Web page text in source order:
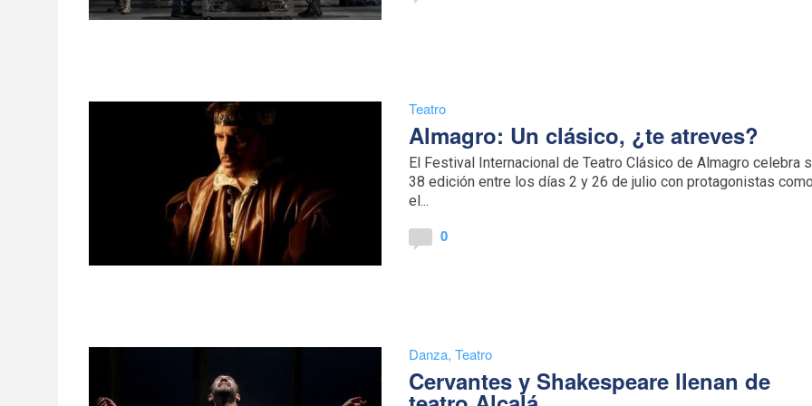
Teatro
Almagro: Un clásico, ¿te atreves?
El Festival Internacional de Teatro Clásico de Almagro celebra
38 edición entre los días 2 y 26 de julio con protagonistas
el...
0
Danza,Teatro
Cervantes y Shakespeare llenan de